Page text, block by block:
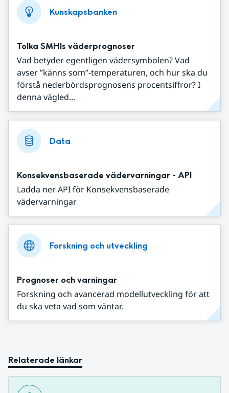
Kunskapsbanken
Tolka SMHIs väderprognoser
Vad betyder egentligen vädersymbolen? Vad
avser ”känns som”-temperaturen, och hur ska du
förstå nederbördsprognosens procentsiffror? I
denna vägled...
Data
Konsekvensbaserade vädervarningar - API
Ladda ner API för Konsekvensbaserade
vädervarningar
Forskning och utveckling
Prognoser och varningar
Forskning och avancerad modellutveckling för att
du ska veta vad som väntar.
Relaterade länkar